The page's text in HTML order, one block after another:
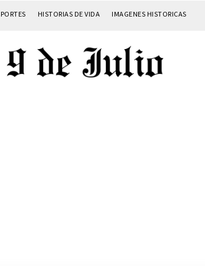
HISTORIAS DE VIDA IMAGENES HISTORICAS